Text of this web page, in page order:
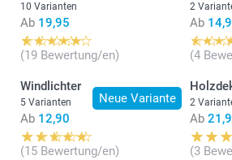
10 Varianten
Ab 19,95
(19 Bewertung/en)
2
Ab
(4
Neue Variante
Windlichter
5 Varianten
Ab 12,90
(15 Bewertung/en)
2
Ab
(3